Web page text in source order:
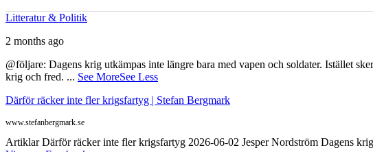
Litteratur & Politik
2 months ago
@följare: Dagens krig utkämpas inte längre bara med vapen och soldater. Istället
krig och fred. ... See MoreSee Less
Därför räcker inte fler krigsfartyg | Stefan Bergmark
www.stefanbergmark.se
Artiklar Därför räcker inte fler krigsfartyg 2026-06-02 Jesper Nordström Dagens